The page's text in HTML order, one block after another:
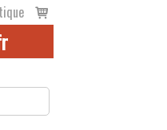
Voir
le